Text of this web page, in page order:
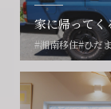
家に帰ってく
#湘南移住#ひだ